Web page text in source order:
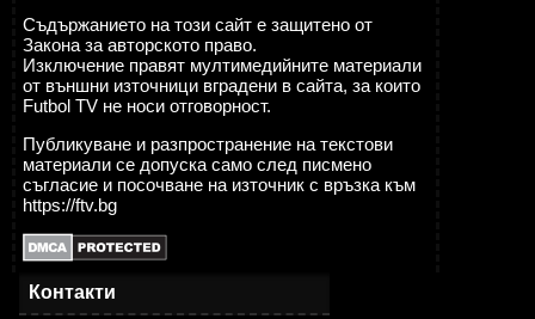
Съдържанието на този сайт е защитено от
Закона за авторското право.
Изключение правят мултимедийните материали
от външни източници вградени в сайта, за които
Futbol TV не носи отговорност.
Публикуване и разпространение на текстови
материали се допуска само след писмено
съгласие и посочване на източник с връзка към
https://ftv.bg
Контакти